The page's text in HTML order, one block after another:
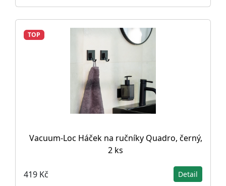
TOP
Vacuum-Loc Háček na ručníky Quadro, černý,
2 ks
419 Kč Detail